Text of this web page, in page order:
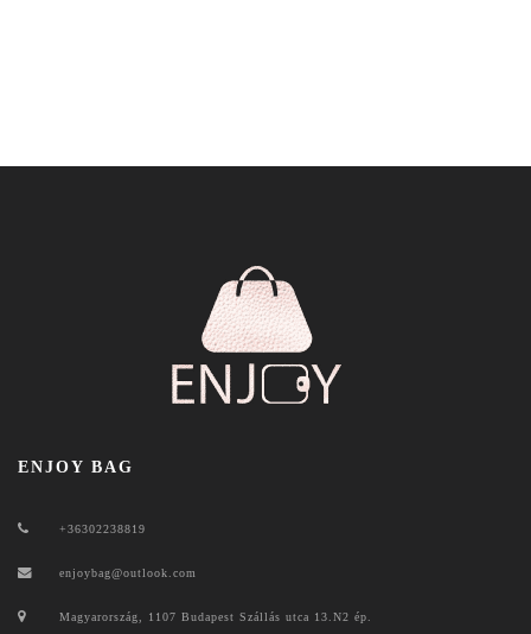
ENJOY BAG
+36302238819
enjoybag@outlook.com
Magyarország, 1107 Budapest Szállás utca 13.N2 ép.